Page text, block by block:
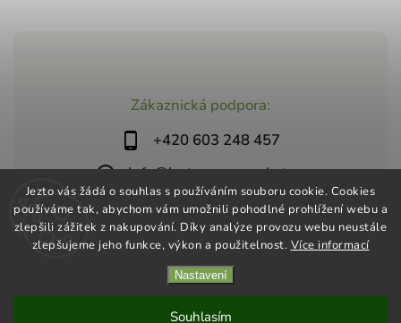
Jezto vás žádá o souhlas s používáním souboru cookie. Cookies
používáme tak, abychom vám umožnili pohodlné prohlížení webu a
zlepšili zážitek z nakupování. Díky analýze provozu webu neustále
zlepšujeme jeho funkce, výkon a použitelnost. Více informací
Nastavení
Souhlasím
Zákaznická podpora:
+420 603 248 457
info@jeztosupermarket.cz
Shoptet| Design